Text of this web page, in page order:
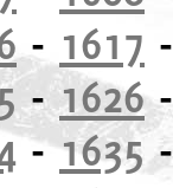
- 1617
-1626
-1635